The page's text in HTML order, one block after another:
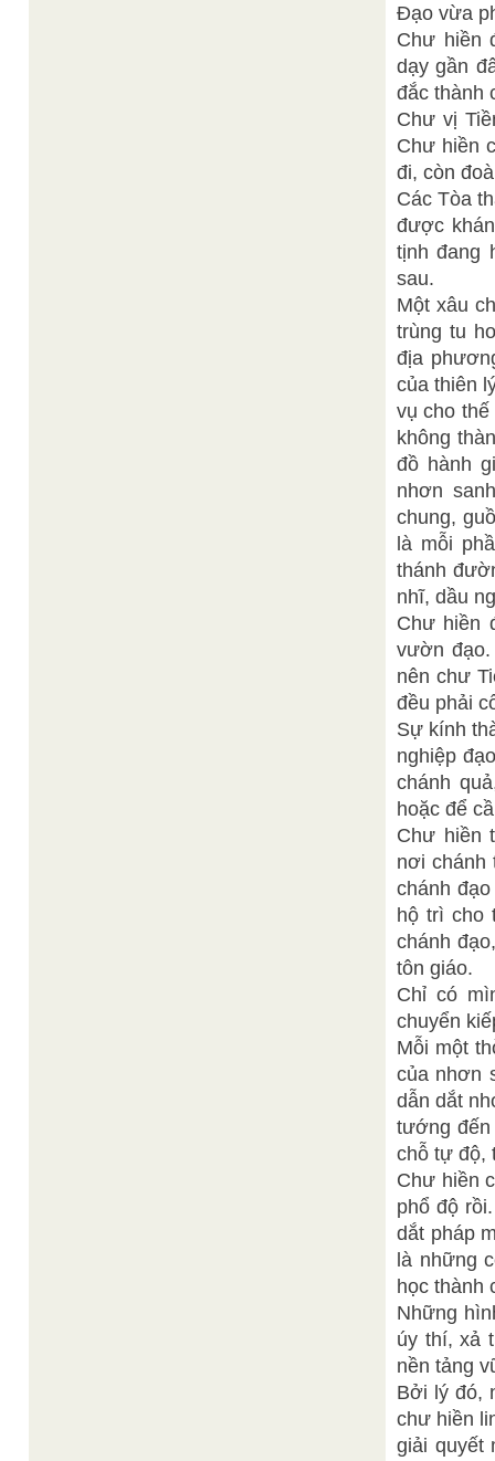
Đạo vừa
Chư hiền
dạy gần
đắc thành
Chư vị
Chư hiền
đi, còn
Các Tòa
được
tịnh đang
sau.
Một xâu
trùng tu
địa
của thiên
vụ cho thế
không
đồ hành
nhơn
chung,
là mỗi
thánh
nhĩ, dầu
Chư hiền
vườn đạo.
nên chư
đều phải
Sự kính
nghiệp
chánh
hoặc để
Chư hiền
nơi chánh
chánh
hộ trì cho
chánh
tôn giáo.
Chỉ có
chuyển
Mỗi một
của nhơn
dẫn dắt
tướng đến
chỗ tự
Chư hiền
phổ độ
dắt pháp
là những
học thành
Những
úy thí, xả
nền tảng
Bởi lý đó,
chư hiền
giải quyết